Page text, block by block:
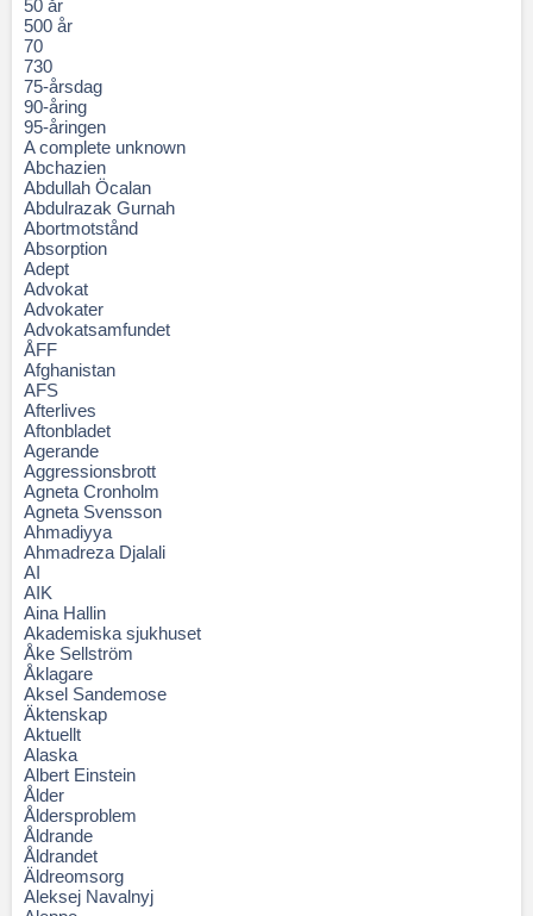
50 år
500 år
70
730
75-årsdag
90-åring
95-åringen
A complete unknown
Abchazien
Abdullah Öcalan
Abdulrazak Gurnah
Abortmotstånd
Absorption
Adept
Advokat
Advokater
Advokatsamfundet
ÅFF
Afghanistan
AFS
Afterlives
Aftonbladet
Agerande
Aggressionsbrott
Agneta Cronholm
Agneta Svensson
Ahmadiyya
Ahmadreza Djalali
AI
AIK
Aina Hallin
Akademiska sjukhuset
Åke Sellström
Åklagare
Aksel Sandemose
Äktenskap
Aktuellt
Alaska
Albert Einstein
Ålder
Åldersproblem
Åldrande
Åldrandet
Äldreomsorg
Aleksej Navalnyj